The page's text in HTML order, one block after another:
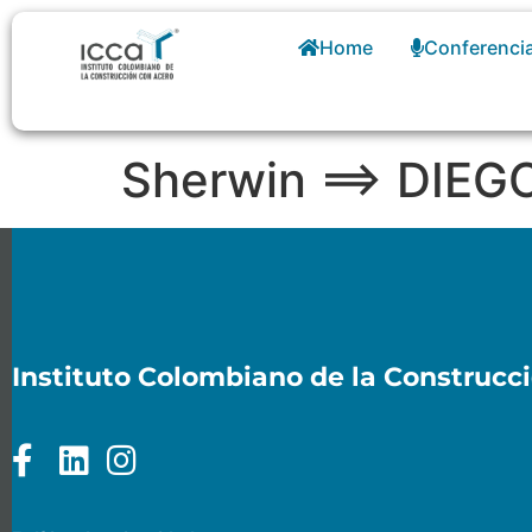
Home
Sherwin ==>
Instituto Colombiano de la